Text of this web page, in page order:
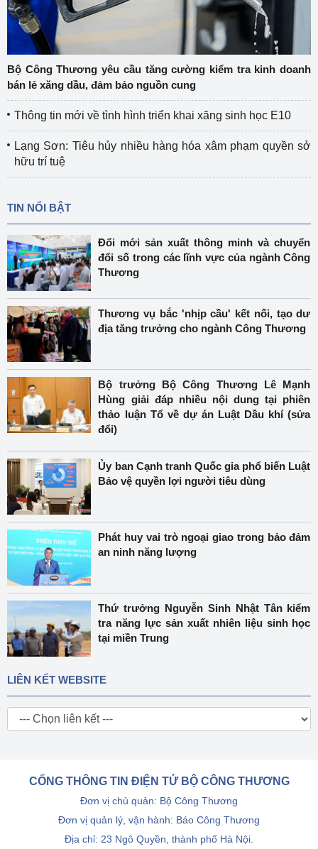
Bộ Công Thương yêu cầu tăng cường kiểm tra kinh doanh
bán lẻ xăng dầu, đảm bảo nguồn cung
Thông tin mới về tình hình triển khai xăng sinh học E10
Lạng Sơn: Tiêu hủy nhiều hàng hóa xâm phạm quyền sở
hữu trí tuệ
TIN NỔI BẬT
Đổi mới sản xuất thông minh và chuyển
đổi số trong các lĩnh vực của ngành Công
Thương
Thương vụ bắc 'nhịp cầu' kết nối, tạo dư
địa tăng trưởng cho ngành Công Thương
Bộ trưởng Bộ Công Thương Lê Mạnh
Hùng giải đáp nhiều nội dung tại phiên
thảo luận Tổ về dự án Luật Dầu khí (sửa
đổi)
Ủy ban Cạnh tranh Quốc gia phổ biến Luật
Bảo vệ quyền lợi người tiêu dùng
Phát huy vai trò ngoại giao trong bảo đảm
an ninh năng lượng
Thứ trưởng Nguyễn Sinh Nhật Tân kiểm
tra năng lực sản xuất nhiên liệu sinh học
tại miền Trung
LIÊN KẾT WEBSITE
CỔNG THÔNG TIN ĐIỆN TỬ BỘ CÔNG THƯƠNG
Đơn vị chủ quản: Bộ Công Thương
Đơn vị quản lý, vận hành: Báo Công Thương
Địa chỉ: 23 Ngô Quyền, thành phố Hà Nội.